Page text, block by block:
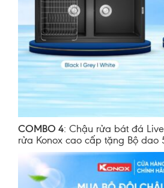
COMBO 4: Chậu rửa bát đá
rửa Konox cao cấp tặng Bộ dao